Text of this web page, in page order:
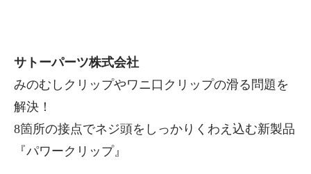
サトーパーツ株式会社
みのむしクリップやワニ口クリップの滑る問題を
解決！
8箇所の接点でネジ頭をしっかりくわえ込む新製品
『パワークリップ』